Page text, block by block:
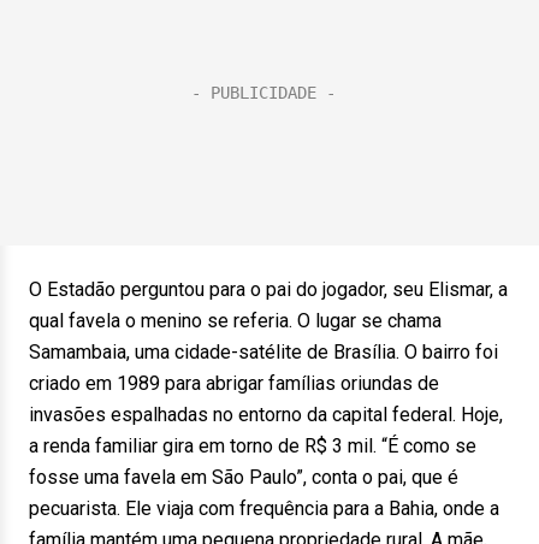
O Estadão perguntou para o pai do jogador, seu Elismar, a
qual favela o menino se referia. O lugar se chama
Samambaia, uma cidade-satélite de Brasília. O bairro foi
criado em 1989 para abrigar famílias oriundas de
invasões espalhadas no entorno da capital federal. Hoje,
a renda familiar gira em torno de R$ 3 mil. “É como se
fosse uma favela em São Paulo”, conta o pai, que é
pecuarista. Ele viaja com frequência para a Bahia, onde a